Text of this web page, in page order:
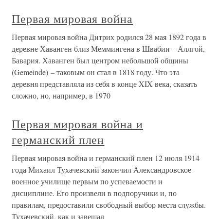
Первая мировая война
Первая мировая война Дитрих родился 28 мая 1892 года в
деревне Хаванген близ Меммингена в Швабии – Аллгой,
Бавария. Хаванген был центром небольшой общины
(Gemeinde) – таковым он стал в 1818 году. Что эта
деревня представляла из себя в конце XIX века, сказать
сложно, но, например, в 1970
Первая мировая война и
германский плен
Первая мировая война и германский плен 12 июля 1914
года Михаил Тухачевский закончил Александровское
военное училище первым по успеваемости и
дисциплине. Его произвели в подпоручики и, по
правилам, предоставили свободный выбор места службы.
Тухачевский, как и завещал